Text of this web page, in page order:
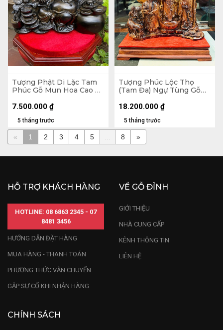
Tượng Phật Di Lặc Tam
Phúc Gỗ Mun Hoa Cao 23
5 tháng trước
7.500.000 ₫
Tượng Phúc Lộc Thọ
(Tam Đa) Ngự Tùng Gỗ
Sâu 30 (cm)
5 tháng trước
18.200.000 ₫
« 1 2 3 4 5 8 »
HỖ TRỢ KHÁCH HÀNG
HOTLINE: 08 6863 2345 - 07
8481 3456
HƯỚNG DẪN ĐẶT HÀNG
MUA HÀNG - THANH TOÁN
PHƯƠNG THỨC VẬN CHUYỂN
GẶP SỰ CỐ KHI NHẬN HÀNG
VỀ GỖ ĐỈNH
GIỚI THIỆU
NHÀ CUNG CẤP
KÊNH THÔNG TIN
LIÊN HỆ
CHÍNH SÁCH